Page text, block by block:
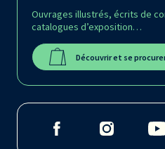
Ouvrages illustrés, écrits de
catalogues d’exposition…
Découvrir et se